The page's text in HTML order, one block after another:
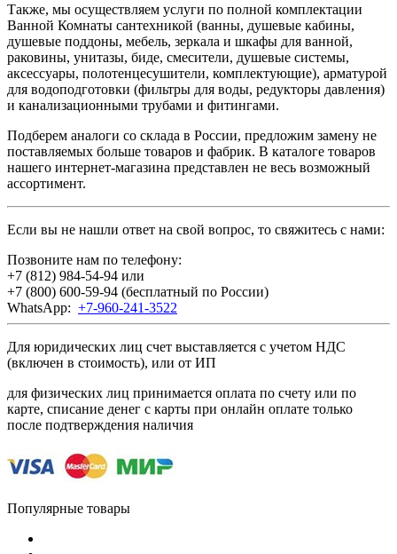
Также, мы осуществляем услуги по полной комплектации
Ванной Комнаты сантехникой (ванны, душевые кабины,
душевые поддоны, мебель, зеркала и шкафы для ванной,
раковины, унитазы, биде, смесители, душевые системы,
аксессуары, полотенцесушители, комплектующие), арматурой
для водоподготовки (фильтры для воды, редукторы давления)
и канализационными трубами и фитингами.
Подберем аналоги со склада в России, предложим замену не
поставляемых больше товаров и фабрик. В каталоге товаров
нашего интернет-магазина представлен не весь возможный
ассортимент.
Если вы не нашли ответ на свой вопрос, то свяжитесь с нами:
Позвоните нам по телефону:
+7 (812) 984-54-94 или
+7 (800) 600-59-94 (бесплатный по России)
WhatsApp: +7-960-241-3522
Для юридических лиц счет выставляется с учетом НДС
(включен в стоимость), или от ИП
для физических лиц принимается оплата по счету или по
карте, списание денег с карты при онлайн оплате только
после подтверждения наличия
Популярные товары